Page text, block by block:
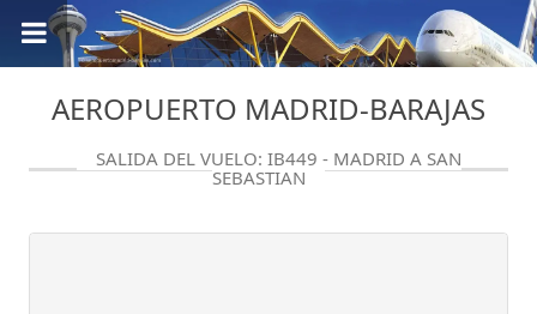
AEROPUERTO MADRID-BARAJAS
SALIDA DEL VUELO: IB449 - MADRID A SAN
SEBASTIAN